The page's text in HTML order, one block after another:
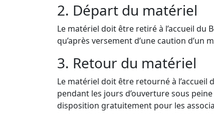
2. Départ du matériel
Le matériel doit être retiré à l’accueil du
qu’après versement d’une caution d’un
3. Retour du matériel
Le matériel doit être retourné à l’accueil
pendant les jours d’ouverture sous
disposition gratuitement pour les